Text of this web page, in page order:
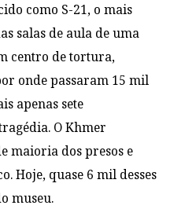
como S-21, o mais
salas de aula de uma
centro de tortura,
onde passaram 15 mil
apenas sete
O Khmer
maioria dos presos e
Hoje, quase 6 mil desses
museu.